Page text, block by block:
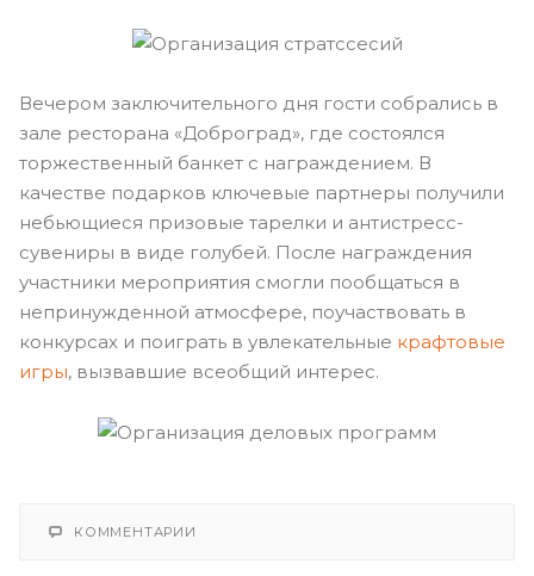
Вечером заключительного дня гости собрались в
зале ресторана «Доброград», где состоялся
торжественный банкет с награждением. В
качестве подарков ключевые партнеры получили
небьющиеся призовые тарелки и антистресс-
сувениры в виде голубей. После награждения
участники мероприятия смогли пообщаться в
непринужденной атмосфере, поучаствовать в
конкурсах и поиграть в увлекательные крафтовые
игры, вызвавшие всеобщий интерес.
КОММЕНТАРИИ